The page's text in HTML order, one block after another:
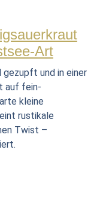
Art
und in einer
auf fein-
kleine
rustikale
Twist –